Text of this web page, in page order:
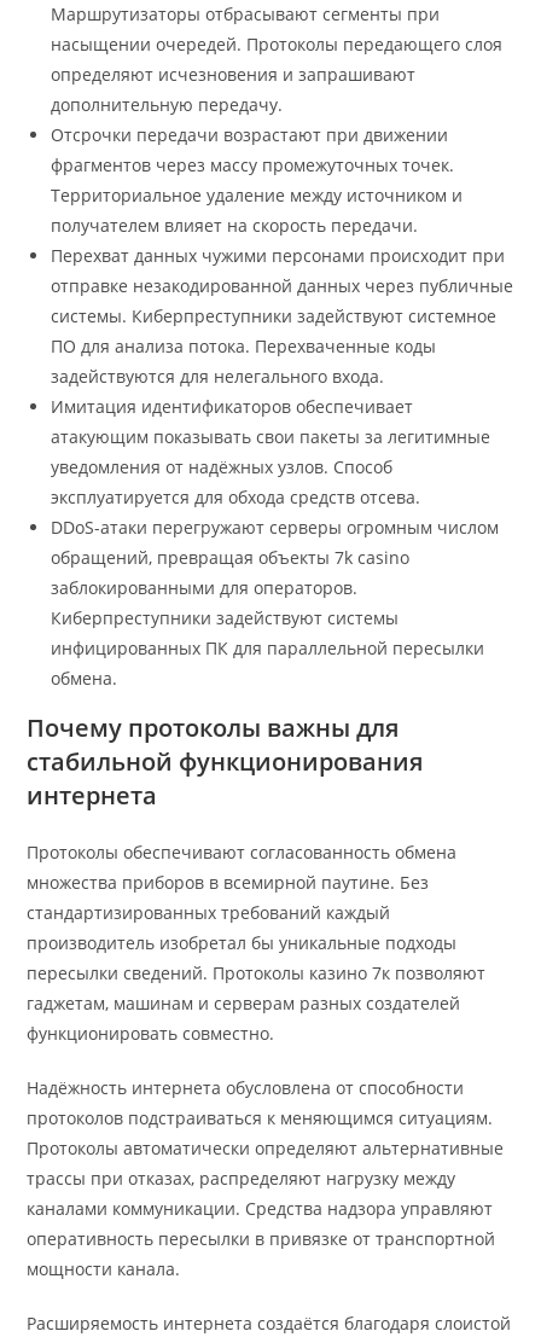
Маршрутизаторы отбрасывают сегменты при
насыщении очередей. Протоколы передающего слоя
определяют исчезновения и запрашивают
дополнительную передачу.
Отсрочки передачи возрастают при движении
фрагментов через массу промежуточных точек.
Территориальное удаление между источником и
получателем влияет на скорость передачи.
Перехват данных чужими персонами происходит при
отправке незакодированной данных через публичные
системы. Киберпреступники задействуют системное
ПО для анализа потока. Перехваченные коды
задействуются для нелегального входа.
Имитация идентификаторов обеспечивает
атакующим показывать свои пакеты за легитимные
уведомления от надёжных узлов. Способ
эксплуатируется для обхода средств отсева.
DDoS-атаки перегружают серверы огромным числом
обращений, превращая объекты 7k casino
заблокированными для операторов.
Киберпреступники задействуют системы
инфицированных ПК для параллельной пересылки
обмена.
Почему протоколы важны для
стабильной функционирования
интернета
Протоколы обеспечивают согласованность обмена
множества приборов в всемирной паутине. Без
стандартизированных требований каждый
производитель изобретал бы уникальные подходы
пересылки сведений. Протоколы казино 7к позволяют
гаджетам, машинам и серверам разных создателей
функционировать совместно.
Надёжность интернета обусловлена от способности
протоколов подстраиваться к меняющимся ситуациям.
Протоколы автоматически определяют альтернативные
трассы при отказах, распределяют нагрузку между
каналами коммуникации. Средства надзора управляют
оперативность пересылки в привязке от транспортной
мощности канала.
Расширяемость интернета создаётся благодаря слоистой